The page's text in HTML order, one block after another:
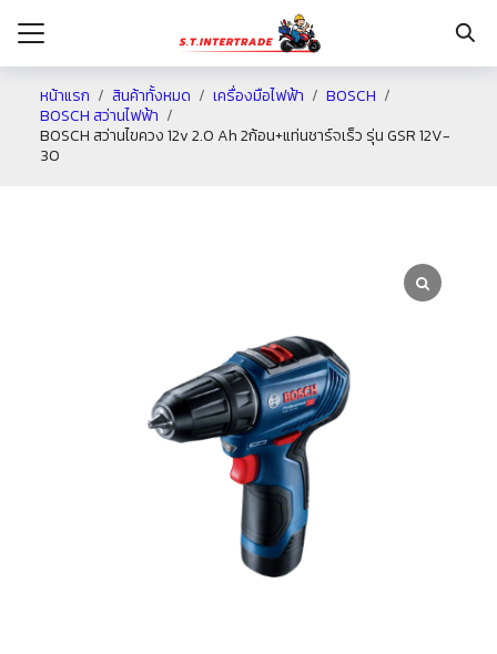
หน้าแรก สินค้าทั้งหมด เครื่องมือไฟฟ้า
BOSCH
BOSCH สว่านไฟฟ้า
BOSCH สว่านไขควง 12v 2.0 Ah 2ก้อน+แท่นชาร์จเร็ว รุ่น GSR 12V-
30